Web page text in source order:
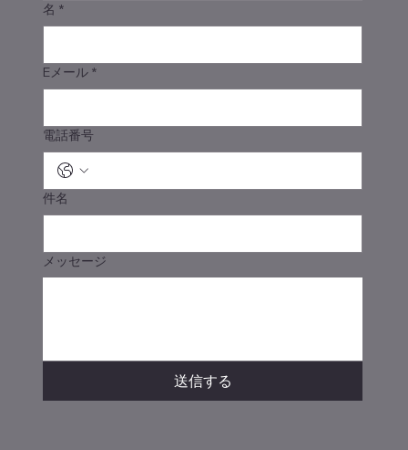
名 *
Eメール *
電話番号
件名
メッセージ
送信する